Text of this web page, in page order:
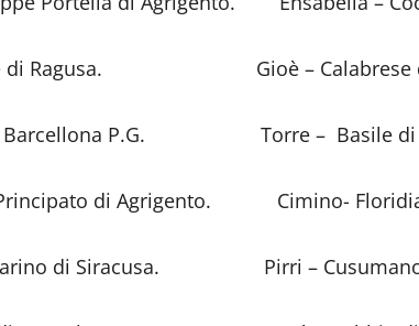
di Ragusa. Gioè – Calabrese
di Barcellona P.G. Torre – Basile di
Principato di Agrigento. Cimino-
di Siracusa. Pirri – Cusumano